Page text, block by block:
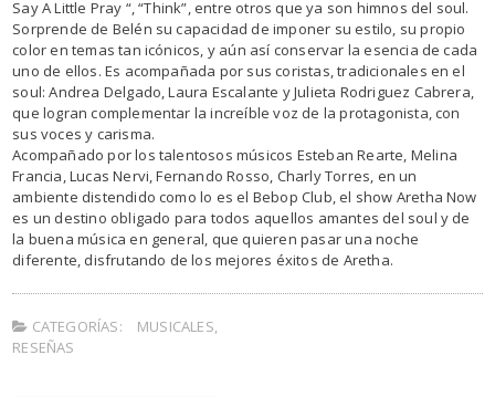
Say A Little Pray “, “Think”, entre otros que ya son himnos del soul.
Sorprende de Belén su capacidad de imponer su estilo, su propio
color en temas tan icónicos, y aún así conservar la esencia de cada
uno de ellos. Es acompañada por sus coristas, tradicionales en el
soul: Andrea Delgado, Laura Escalante y Julieta Rodriguez Cabrera,
que logran complementar la increíble voz de la protagonista, con
sus voces y carisma.
Acompañado por los talentosos músicos Esteban Rearte, Melina
Francia, Lucas Nervi, Fernando Rosso, Charly Torres, en un
ambiente distendido como lo es el Bebop Club, el show Aretha Now
es un destino obligado para todos aquellos amantes del soul y de
la buena música en general, que quieren pasar una noche
diferente, disfrutando de los mejores éxitos de Aretha.
CATEGORÍAS: MUSICALES,
RESEÑAS